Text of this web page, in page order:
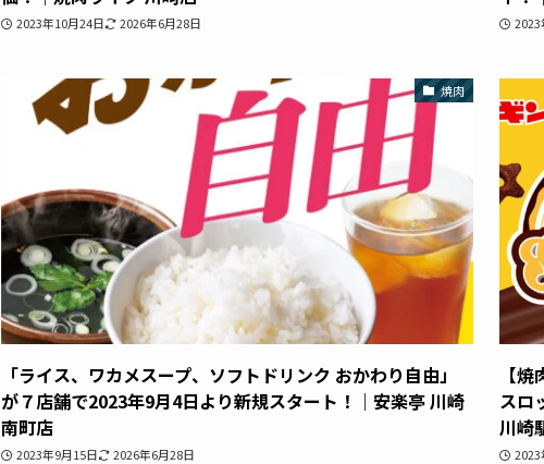
2023年10月24日 2026年6月28日 2023
焼肉
「ライス、ワカメスープ、ソフトドリンク おかわり自由」
が７店舗で2023年9月4日より新規スタート！｜安楽亭 川崎
南町店
2023年9月15日 2026年6月28日
【
スロ
川崎
2023